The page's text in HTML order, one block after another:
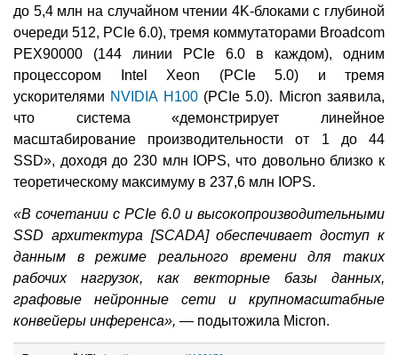
до 5,4 млн на случайном чтении 4K-блоками с глубиной
очереди 512, PCIe 6.0), тремя коммутаторами Broadcom
PEX90000 (144 линии PCIe 6.0 в каждом), одним
процессором Intel Xeon (PCIe 5.0) и тремя
ускорителями NVIDIA H100(PCIe 5.0). Micron заявила,
что система «демонстрирует линейное
масштабирование производительности от 1 до 44
SSD», доходя до 230 млн IOPS, что довольно близко к
теоретическому максимуму в 237,6 млн IOPS.
«В сочетании с PCIe 6.0 и высокопроизводительными
SSD архитектура [SCADA] обеспечивает доступ к
данным в режиме реального времени для таких
рабочих нагрузок, как векторные базы данных,
графовые нейронные сети и крупномасштабные
конвейеры инференса», — подытожила Micron.